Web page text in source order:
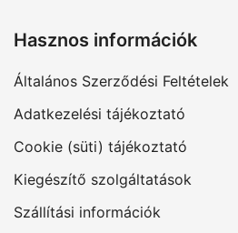
Hasznos információk
Általános Szerződési Feltételek
Adatkezelési tájékoztató
Cookie (süti) tájékoztató
Kiegészítő szolgáltatások
Szállítási információk